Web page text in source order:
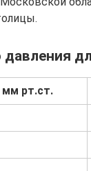
мм рт.ст.